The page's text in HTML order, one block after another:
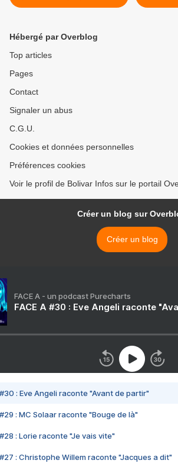
politique à l’égard de Cuba
Hébergé par Overblog
Top articles
Pages
Contact
Signaler un abus
C.G.U.
Cookies et données personnelles
Préférences cookies
Voir le profil de Bolivar Infos sur le portail
Créer un blog sur
Créer un blog
FACE A - un podcast Purecharts
FACE A #30 : Eve Angeli raconte
#30 : Eve Angeli raconte "Avant de partir"
#29 : MC Solaar raconte "Bouge de là"
#28 : Lorie raconte "Je vais vite"
#27 : Christophe Willem raconte "Jacques a dit"